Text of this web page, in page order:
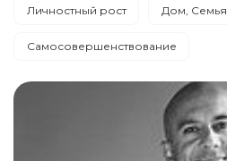
Личностный рост Дом, Семья
Самосовершенствование